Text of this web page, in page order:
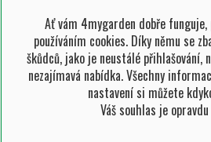
890,00 Kč/ks
Možnosti odeslání: kurýrem,
dovezeme my
Ať vám 4mygarden dobře
používáním cookies. Díky němu se
škůdců, jako je neustálé přihlašování,
nezajímavá nabídka. Všechny
nastavení si můžete
Váš souhlas je